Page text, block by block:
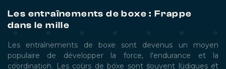
Les entraînements de boxe : Frappe
dans le mille
Les entraînements de boxe sont devenus un moyen
populaire de développer la force, l'endurance et la
coordination. Les cours de boxe sont souvent ludiques et